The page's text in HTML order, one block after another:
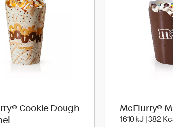
Cookie Dough
McFlurry®
1610 kJ | 382